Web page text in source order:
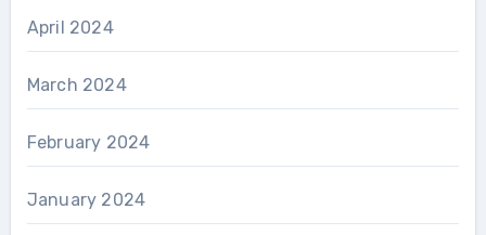
April 2024
March 2024
February 2024
January 2024